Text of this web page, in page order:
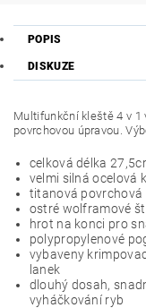
POPIS
DISKUZE
Multifunkční kleště 4 v 1
povrchovou úpravou.
celková délka
velmi silná ocelová
titanová povrchová
ostré wolframové
hrot na konci pro
polypropylenové
vybaveny
lanek
dlouhý dosah,
vyháčkování ryb